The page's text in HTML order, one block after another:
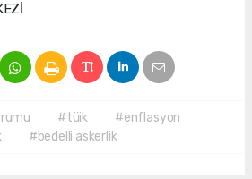
#tüik
#enflasyon
#bedelli askerlik